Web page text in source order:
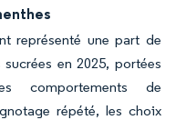
représenté une part de
en 2025, portées
comportements de
répété, les choix